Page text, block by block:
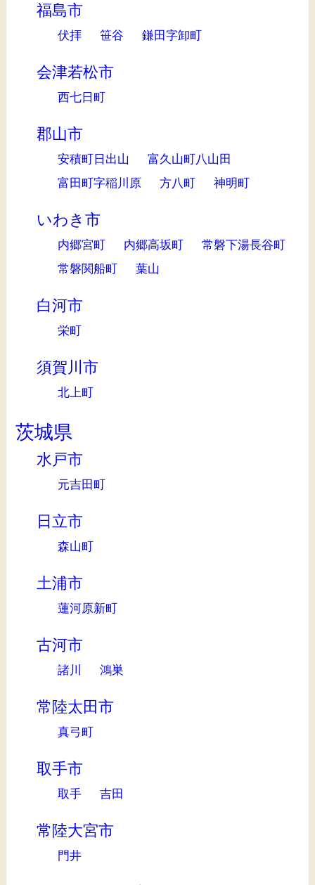
福島市
伏拝 笹谷 鎌田字卸町
会津若松市
西七日町
郡山市
安積町日出山
富久山町八山田
富田町字稲川原
方八町 神明町
いわき市
内郷宮町 内郷高坂町
常磐下湯長谷町
常磐関船町
葉山
白河市
栄町
須賀川市
北上町
茨城県
水戸市
元吉田町
日立市
森山町
土浦市
蓮河原新町
古河市
諸川 鴻巣
常陸太田市
真弓町
取手市
取手 吉田
常陸大宮市
門井